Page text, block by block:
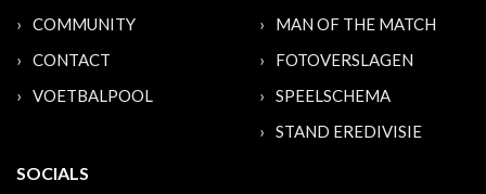
COMMUNITY
CONTACT
VOETBALPOOL
MAN OF THE MATCH
FOTOVERSLAGEN
SPEELSCHEMA
STAND EREDIVISIE
SOCIALS